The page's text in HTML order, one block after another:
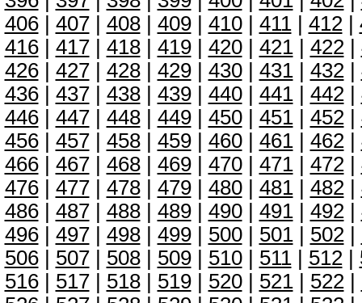
406| 407| 408| 409| 410| 411| 412|
416| 417| 418| 419| 420| 421| 422|
426| 427| 428| 429| 430| 431| 432|
436| 437| 438| 439| 440| 441| 442|
446| 447| 448| 449| 450| 451| 452|
456| 457| 458| 459| 460| 461| 462|
466| 467| 468| 469| 470| 471| 472|
476| 477| 478| 479| 480| 481| 482|
486| 487| 488| 489| 490| 491| 492|
496| 497| 498| 499| 500| 501| 502|
506| 507| 508| 509| 510| 511| 512|
516| 517| 518| 519| 520| 521| 522|